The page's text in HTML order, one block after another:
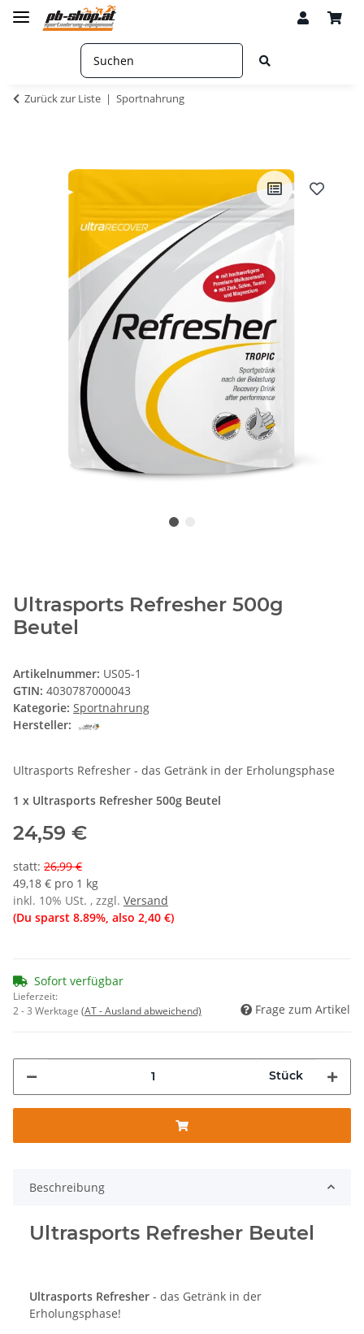
Zurück zur Liste Sportnahrung
Ultrasports Refresher 500g
Beutel
Artikelnummer: US05-1
GTIN: 4030787000043
Kategorie: Sportnahrung
Hersteller:
Ultrasports Refresher - das Getränk in der Erholungsphase
1 x Ultrasports Refresher 500g Beutel
24,59 €
statt: 26,99 €
49,18 € pro 1 kg
inkl. 10% USt. , zzgl. Versand
(Du sparst 8.89%, also 2,40 €)
Sofort verfügbar
Lieferzeit:
2 - 3 Werktage (AT - Ausland abweichend) Frage zum Artikel
Stück
Beschreibung
Ultrasports Refresher Beutel
Ultrasports Refresher - das Getränk in der
Erholungsphase!